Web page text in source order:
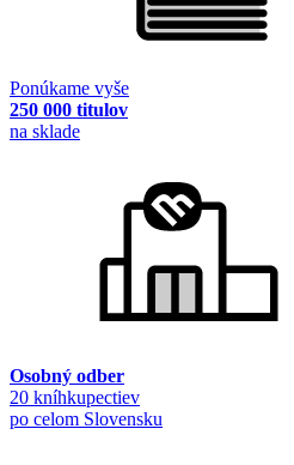
Ponúkame vyše
250 000 titulov
na sklade
Osobný odber
20 kníhkupectiev
po celom Slovensku